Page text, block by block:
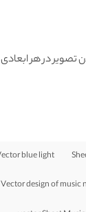
تصویر در هر
blue light
Vector design of music